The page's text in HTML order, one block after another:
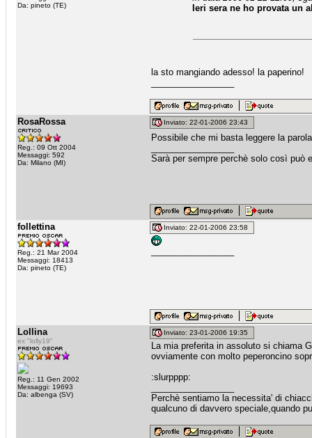
Da: pineto (TE)
Ieri sera ne ho provata un
la sto mangiando adesso! la paperino!
RosaRossa
Reg.: 09 Ott 2004
Messaggi: 592
Da: Milano (MI)
Inviato: 22-01-2006 23:43
Possibile che mi basta leggere la
Sarà per sempre perchè solo così può
follettina
Reg.: 21 Mar 2004
Messaggi: 18413
Da: pineto (TE)
Inviato: 22-01-2006 23:58
Lollina
ex "lolly19"
Reg.: 11 Gen 2002
Messaggi: 19693
Da: albenga (SV)
Inviato: 23-01-2006 19:35
La mia preferita in assoluto si chiama
ovviamente con molto peperoncino
:slurpppp:
Perchè sentiamo la necessita' di
qualcuno di davvero speciale,quando